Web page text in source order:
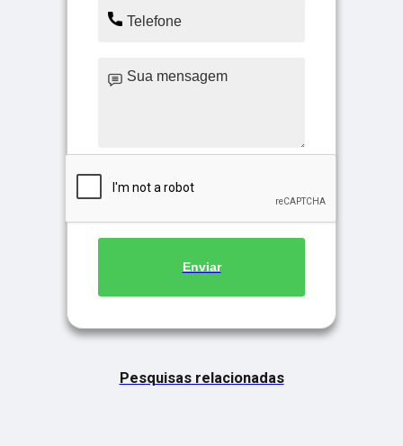
Enviar
Pesquisas relacionadas